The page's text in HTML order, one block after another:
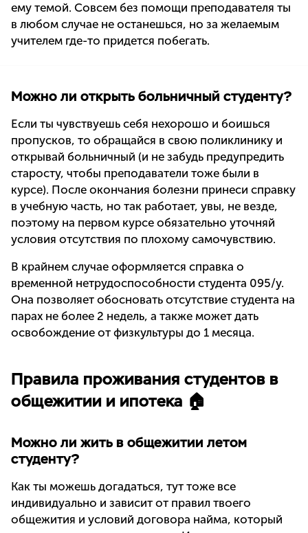
ему темой. Совсем без помощи преподавателя ты
в любом случае не останешься, но за желаемым
учителем где-то придется побегать.
Можно ли открыть больничный студенту?
Если ты чувствуешь себя нехорошо и боишься
пропусков, то обращайся в свою поликлинику и
открывай больничный (и не забудь предупредить
старосту, чтобы преподаватели тоже были в
курсе). После окончания болезни принеси справку
в учебную часть, но так работает, увы, не везде,
поэтому на первом курсе обязательно уточняй
условия отсутствия по плохому самочувствию.
В крайнем случае оформляется справка о
временной нетрудоспособности студента 095/у.
Она позволяет обосновать отсутствие студента на
парах не более 2 недель, а также может дать
освобождение от физкультуры до 1 месяца.
Правила проживания студентов в
общежитии и ипотека 🏠
Можно ли жить в общежитии летом
студенту?
Как ты можешь догадаться, тут тоже все
индивидуально и зависит от правил твоего
общежития и условий договора найма, который